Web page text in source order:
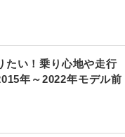
たい！乗り心地や走行
年～2022年モデル前